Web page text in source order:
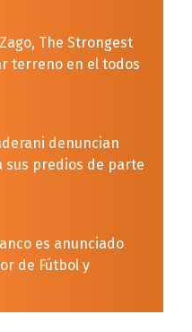
The Strongest
terreno en el todos
denuncian
sus predios de parte
es anunciado
de Fútbol y